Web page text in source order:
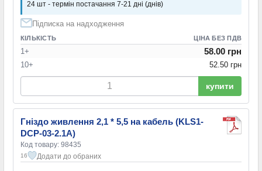
24 шт - термін постачання 7-21 дні (днів)
Підписка на надходження
КІЛЬКІСТЬ ЦІНА БЕЗ ПДВ
1+ 58.00 грн
10+ 52.50 грн
купити
Гніздо живлення 2,1 * 5,5 на кабель (KLS1-
DCP-03-2.1A)
Код товару: 98435
16 Додати до обраних